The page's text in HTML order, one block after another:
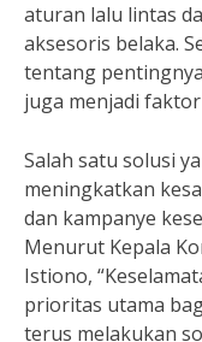
aturan lalu lintas
aksesoris belaka.
tentang
juga menjadi faktor
Salah satu solusi
meningkatkan
dan kampanye
Menurut Kepala
Istiono,
prioritas utama
terus melakukan